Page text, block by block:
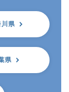
川県
県